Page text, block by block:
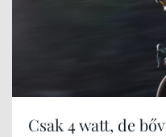
Csak 4 watt, de